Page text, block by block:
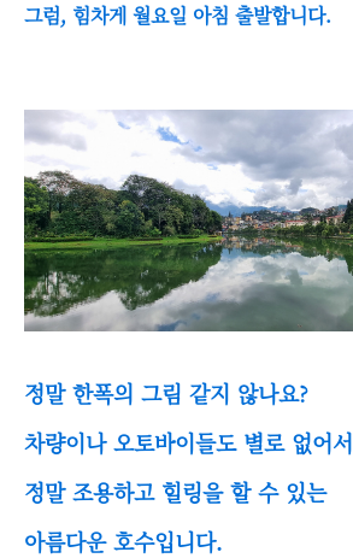
그럼, 힘차게 월요일 아침 출발합니다.
정말 한폭의 그림 같지 않나요?
차량이나 오토바이들도 별로 없어서
정말 조용하고 힐링을 할 수 있는
아름다운 호수입니다.